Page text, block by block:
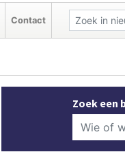
Contact
Zoek een